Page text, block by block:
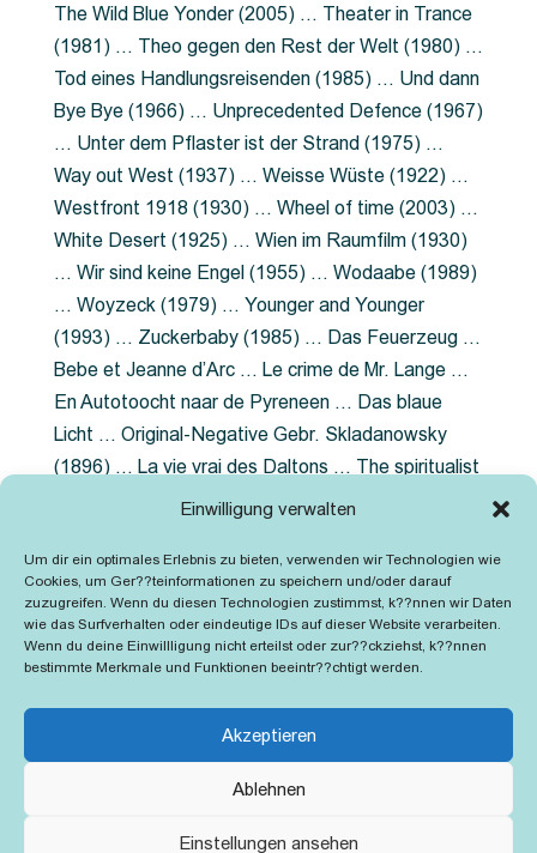
Einwilligung verwalten
Um dir ein optimales Erlebnis zu bieten, verwenden wir Technologien wie
Cookies, um Ger??teinformationen zu speichern und/oder darauf
zuzugreifen. Wenn du diesen Technologien zustimmst, k??nnen wir Daten
wie das Surfverhalten oder eindeutige IDs auf dieser Website verarbeiten.
Wenn du deine Einwillligung nicht erteilst oder zur??ckziehst, k??nnen
bestimmte Merkmale und Funktionen beeintr??chtigt werden.
Akzeptieren
Ablehnen
Einstellungen ansehen
The Wild Blue Yonder (2005) … Theater in Trance
(1981) … Theo gegen den Rest der Welt (1980) …
Tod eines Handlungsreisenden (1985) … Und dann
Bye Bye (1966) … Unprecedented Defence (1967)
… Unter dem Pflaster ist der Strand (1975) …
Way out West (1937) … Weisse Wüste (1922) …
Westfront 1918 (1930) … Wheel of time (2003) …
White Desert (1925) … Wien im Raumfilm (1930)
… Wir sind keine Engel (1955) … Wodaabe (1989)
… Woyzeck (1979) … Younger and Younger
(1993) … Zuckerbaby (1985) … Das Feuerzeug …
Bebe et Jeanne d’Arc … Le crime de Mr. Lange …
En Autotoocht naar de Pyreneen … Das blaue
Licht … Original-Negative Gebr. Skladanowsky
(1896) … La vie vrai des Daltons … The spiritualist
photographer … Feuer im Fjord … The Song of the
Grubenlampe … Tolstoy … Grün ist die Heide …
Lady Hamilton … Mütter verzaget nicht …
Ruttmann Werbefilme